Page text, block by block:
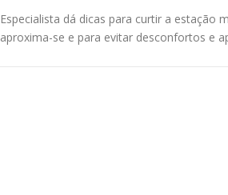
Especialista dá dicas para curtir a estação
aproxima-se e para evitar desconfortos e